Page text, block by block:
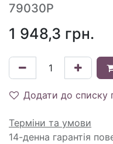
79030P
1 948,3 грн.
Додати до списку
Терміни та умови
14-денна гарантія